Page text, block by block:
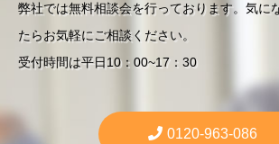
弊社では無料相談会を行っております。気に
たらお気軽にご相談ください。
受付時間は平日10：00~17：30
0120-963-086